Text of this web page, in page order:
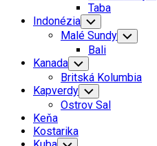
Taba
Indonézia Toggle
Child
Menu
Malé Sundy Toggle
Child
Bali
Kanada Toggle
Child
Menu
Britská Kolumbia
Kapverdy Toggle
Child
Menu
Ostrov Sal
Keňa
Kostarika